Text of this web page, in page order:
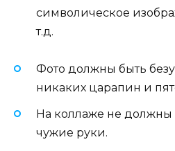
символическое
т.д.
Фото должны быть
никаких царапин и
На коллаже не
чужие руки.